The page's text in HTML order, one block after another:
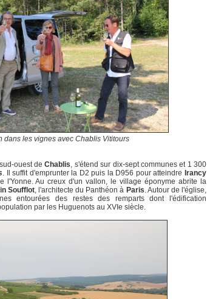
dans les vignes avec Chablis Vititours
ouest deChablis, s'étend sur dix-sept communes et 1 300
. Il suffit d'emprunter la D2 puis la D956 pour atteindre Irancy
l'Yonne. Au creux d'un vallon, le village éponyme abrite la
Soufflot, l'architecte du Panthéon à Paris. Autour de l'église,
entourées des restes des remparts dont l'édification
par les Huguenots au XVIe siècle.